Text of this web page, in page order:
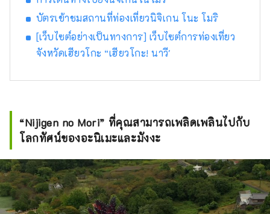
บัตรเข้าชมสถานที่ท่องเที่ยวนิจิเกน โนะ โมริ
[เว็บไซต์อย่างเป็นทางการ] เว็บไซต์การท่องเที่ยว
จังหวัดเฮียวโกะ “เฮียวโกะ! นาวี'
“Nijigen no Mori” ที่คุณสามารถเพลิดเพลินไปกับ
โลกทัศน์ของอะนิเมะและมังงะ